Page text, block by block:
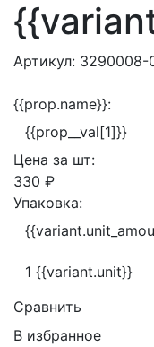
Артикул: 3290008-
{{prop.name}}:
{{prop__val[1]}}
Цена за шт:
330 ₽
Упаковка:
1 {{variant.unit}}
Сравнить
В избранное